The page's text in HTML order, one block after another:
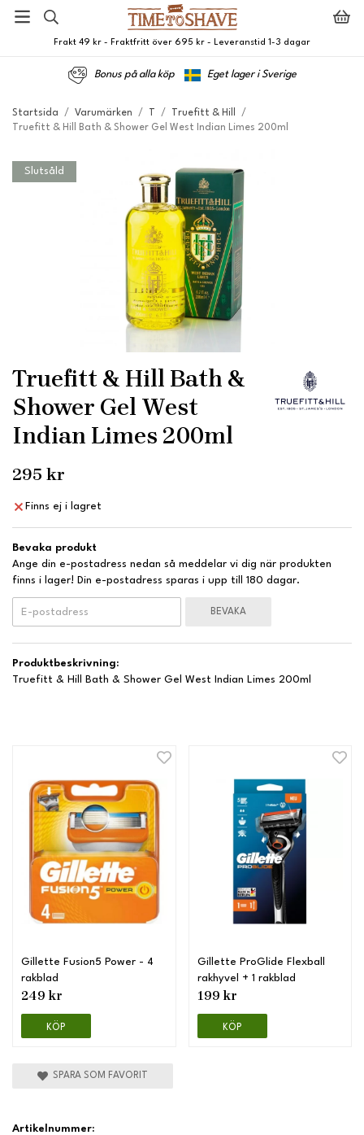
Frakt 49 kr - Fraktfritt över 695 kr - Leveranstid 1-3 dagar
Bonus på alla köp Eget lager i Sverige
Startsida / Varumärken / / Truefitt & Hill
/
Truefitt & Hill Bath & Shower Gel West Indian Limes 200ml
Slutsåld
Truefitt & Hill Bath &
Shower Gel West
Indian Limes 200ml
295 kr
Finns ej i lagret
Bevaka produkt
Ange din e-postadress nedan så meddelar vi dig när produkten
finns i lager! Din e-postadress sparas i upp till 180 dagar.
BEVAKA
Produktbeskrivning:
Truefitt & Hill Bath & Shower Gel West Indian Limes 200ml
Gillette Fusion5 Power - 4
rakblad
249 kr
KÖP
Gillette ProGlide Flexball
rakhyvel + 1 rakblad
199 kr
KÖP
SPARA SOM FAVORIT
Artikelnummer: